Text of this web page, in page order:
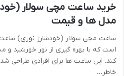
خرید ساعت مچی سولار
مدل ها و قیمت
ساعت مچی سولار (خودشارژ نوری) ساعت
است که با بهره گیری از نور خورشید و
کند. این ساعت ها برای افرادی طراحی
خاطر…